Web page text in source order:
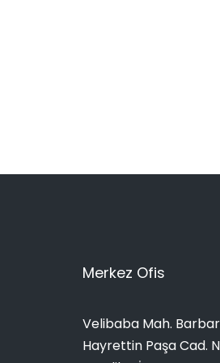
Merkez Ofis
Velibaba Mah.
Hayrettin Paşa Cad.